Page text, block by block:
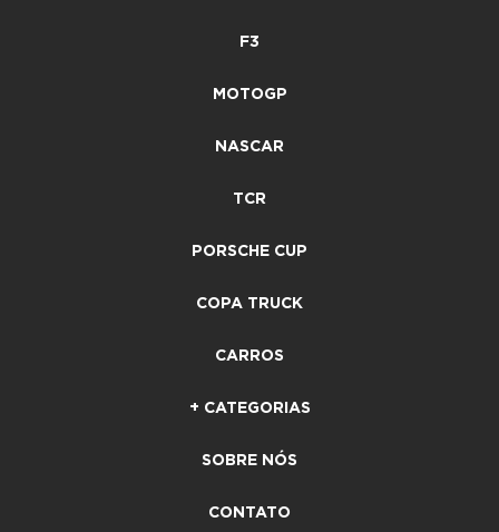
F3
MOTOGP
NASCAR
TCR
PORSCHE CUP
COPA TRUCK
CARROS
+ CATEGORIAS
SOBRE NÓS
CONTATO